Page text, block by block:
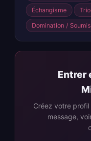
Échangisme
Domination /
Entrer
Créez votre
message,